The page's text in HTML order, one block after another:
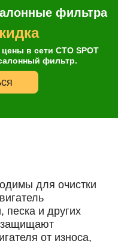
фильтра
в сети СТО SPOT
фильтр.
для очистки
песка и других
защищают
от износа,